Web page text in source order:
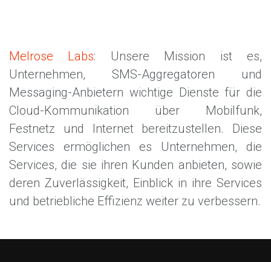
Melrose Labs: Unsere Mission ist es,
Unternehmen, SMS-Aggregatoren und
Messaging-Anbietern wichtige Dienste für die
Cloud-Kommunikation über Mobilfunk,
Festnetz und Internet bereitzustellen. Diese
Services ermöglichen es Unternehmen, die
Services, die sie ihren Kunden anbieten, sowie
deren Zuverlässigkeit, Einblick in ihre Services
und betriebliche Effizienz weiter zu verbessern.